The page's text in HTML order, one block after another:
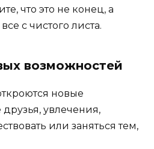
что это не конец, а
с чистого листа.
возможностей
новые
увлечения,
или заняться тем,